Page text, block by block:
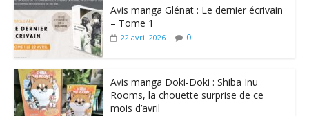
Avis manga Glénat : Le dernier écrivain
– Tome 1
22 avril 2026 0
Avis manga Doki-Doki : Shiba Inu
Rooms, la chouette surprise de ce
mois d’avril